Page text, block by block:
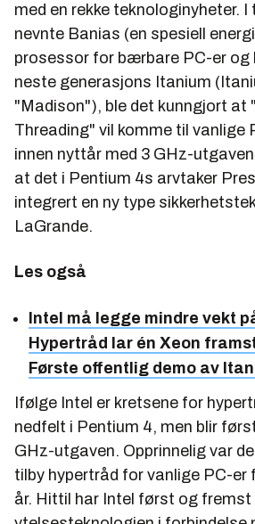
med en rekke teknologinyheter.
nevnte Banias (en spesiell
prosessor for bærbare PC-er og
neste generasjons Itanium
"Madison"), ble det kunngjort at
Threading" vil komme til vanlige
innen nyttår med 3 GHz-
at det i Pentium 4s arvtaker
integrert en ny type
LaGrande.
Les også
Intel må legge mindre vekt
Hypertråd lar én Xeon
Første offentlig demo av
Ifølge Intel er kretsene for
nedfelt i Pentium 4, men blir
GHz-utgaven. Opprinnelig var
tilby hypertråd for vanlige PC-er
år. Hittil har Intel først og